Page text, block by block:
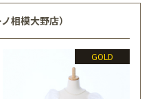
相模大野店）
GOLD